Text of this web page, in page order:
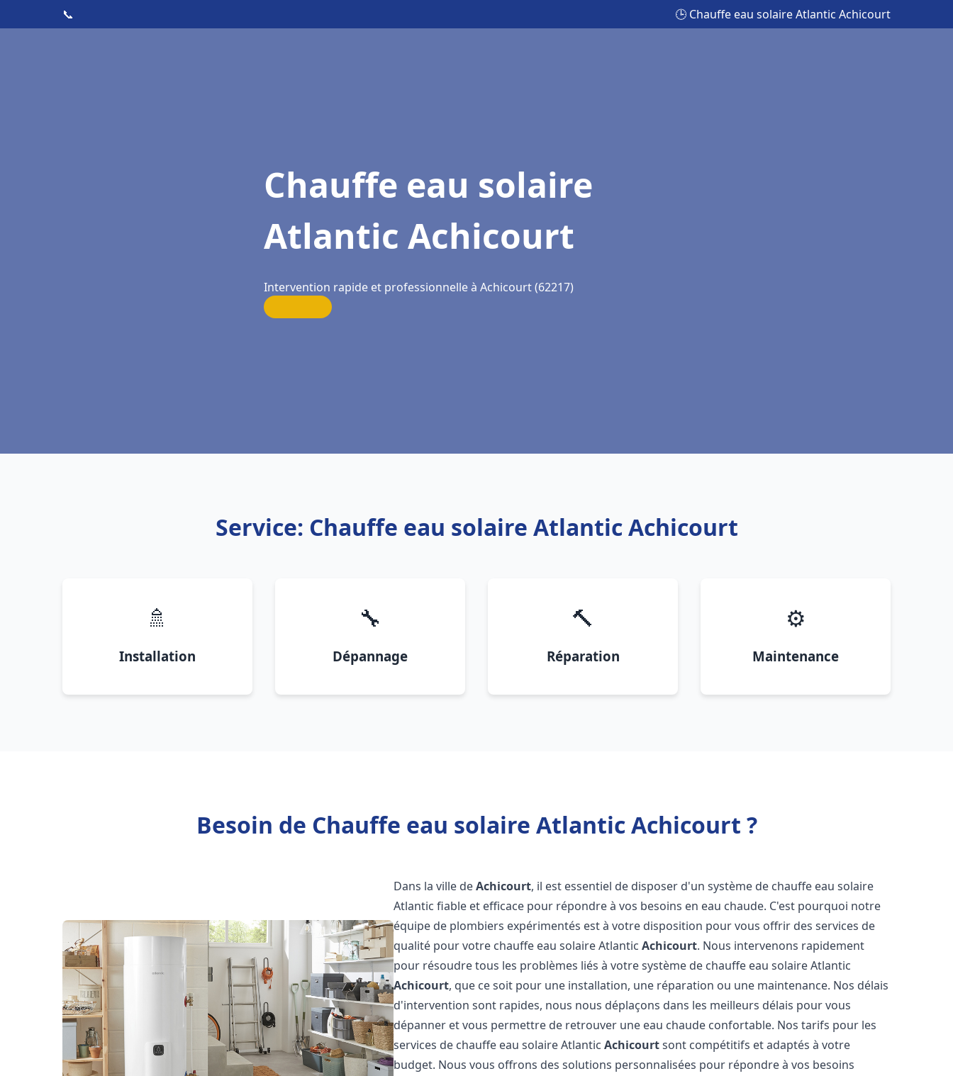
📞 🕒 Chauffe eau solaire Atlantic Achicourt
Chauffe eau solaire
Atlantic Achicourt
Intervention rapide et professionnelle à Achicourt (62217)
Service: Chauffe eau solaire Atlantic Achicourt
🚿
Installation
🔧
Dépannage
🔨
Réparation
⚙️
Maintenance
Besoin de Chauffe eau solaire Atlantic Achicourt ?
Dans la ville deAchicourt, il est essentiel de disposer d'un système de chauffe eau solaire
Atlantic fiable et efficace pour répondre à vos besoins en eau chaude. C'est pourquoi notre
équipe de plombiers expérimentés est à votre disposition pour vous offrir des services de
qualité pour votre chauffe eau solaire AtlanticAchicourt. Nous intervenons rapidement
pour résoudre tous les problèmes liés à votre système de chauffe eau solaire Atlantic
Achicourt, que ce soit pour une installation, une réparation ou une maintenance. Nos délais
d'intervention sont rapides, nous nous déplaçons dans les meilleurs délais pour vous
dépanner et vous permettre de retrouver une eau chaude confortable. Nos tarifs pour les
services de chauffe eau solaire AtlanticAchicourtsont compétitifs et adaptés à votre
budget. Nous vous offrons des solutions personnalisées pour répondre à vos besoins